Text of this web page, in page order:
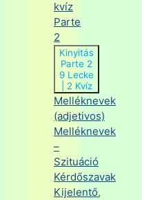
kvíz
Parte
2
Kinyitás
Parte 2
9 Lecke
2 Kvíz
Melléknevek
(adjetivos)
Melléknevek
–
Szituáció
Kérdőszavak
Kijelentő,